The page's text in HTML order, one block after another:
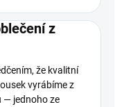
z
že kvalitní
vyrábíme z
— jednoho ze